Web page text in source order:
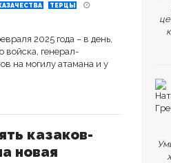
ТЕРЦЫ
2025 года – в день,
войска, генерал-
на могилу атамана и у
казаков-
новая